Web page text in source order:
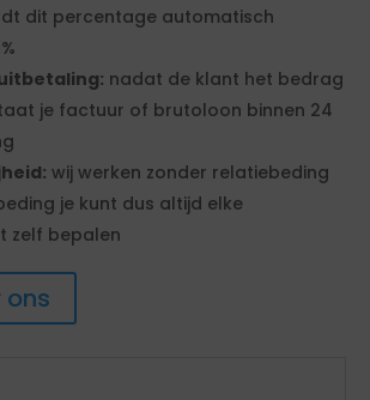
dit percentage automatisch
nadat de klant het bedrag
je factuur of brutoloon binnen 24
wij werken zonder relatiebeding
je kunt dus altijd elke
zelf bepalen
ons